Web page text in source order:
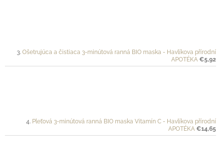
Ošetrujúca a čistiaca 3-minútová ranná BIO maska - Havlíkova přírodní
APOTÉKA €5,92
Pleťová 3-minútová ranná BIO maska Vitamín C - Havlíkova přírodní
APOTÉKA €14,65